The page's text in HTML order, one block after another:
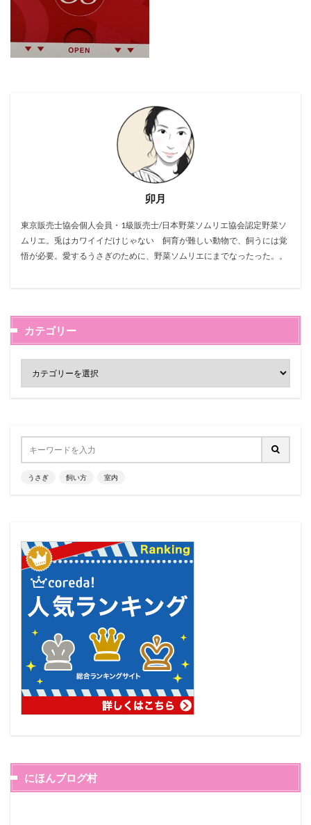
卯月
東京販売士協会個人会員・1級販売士/日本野菜ソムリエ協会認定野菜ソ
ムリエ。兎はカワイイだけじゃない 飼育が難しい動物で、飼うには覚
悟が必要。愛するうさぎのために、野菜ソムリエにまでなったった。。
カテゴリー
うさぎ 飼い方 室内
にほんブログ村